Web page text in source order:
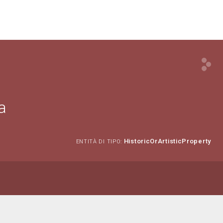
ENTITÀ DI TIPO: HistoricOrArtisticProperty